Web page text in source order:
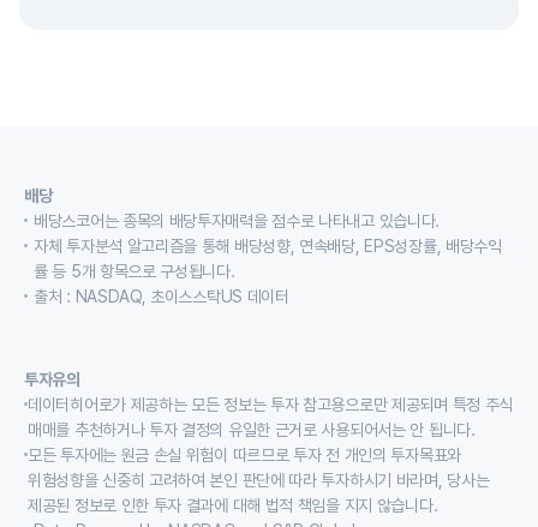
배당
배당스코어는 종목의 배당투자매력을 점수로 나타내고 있습니다.
자체 투자분석 알고리즘을 통해 배당성향, 연속배당, EPS성장률, 배당수익
률 등 5개 항목으로 구성됩니다.
출처 : NASDAQ, 초이스스탁US 데이터
투자유의
데이터히어로가 제공하는 모든 정보는 투자 참고용으로만 제공되며 특정 주식
매매를 추천하거나 투자 결정의 유일한 근거로 사용되어서는 안 됩니다.
모든 투자에는 원금 손실 위험이 따르므로 투자 전 개인의 투자목표와
위험성향을 신중히 고려하여 본인 판단에 따라 투자하시기 바라며, 당사는
제공된 정보로 인한 투자 결과에 대해 법적 책임을 지지 않습니다.